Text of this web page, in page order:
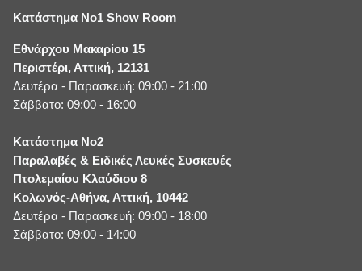
Κατάστημα No1 Show Room
Εθνάρχου Μακαρίου 15
Περιστέρι, Αττική, 12131
Δευτέρα - Παρασκευή: 09:00 - 21:00
Σάββατο: 09:00 - 16:00
Κατάστημα No2
Παραλαβές & Ειδικές Λευκές Συσκευές
Πτολεμαίου Κλαύδιου 8
Κολωνός-Αθήνα, Αττική, 10442
Δευτέρα - Παρασκευή: 09:00 - 18:00
Σάββατο: 09:00 - 14:00